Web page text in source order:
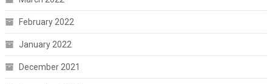
February 2022
January 2022
December 2021